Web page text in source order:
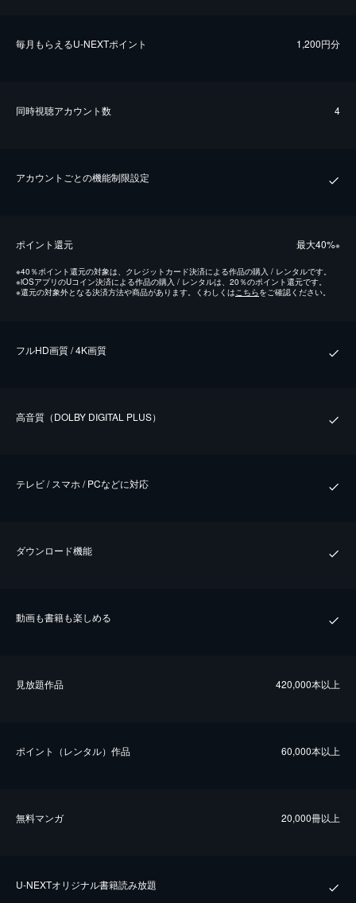
毎⽉もらえるU-NEXTポイント 1,200円分
同時視聴アカウント数 4
アカウントごとの機能制限設定
ポイント還元 最⼤40%※
※40％ポイント還元の対象は、クレジットカード決済による作品の購入 / レンタルです。
※iOSアプリのUコイン決済による作品の購入 / レンタルは、20％のポイント還元です。
※還元の対象外となる決済方法や商品があります。くわしくはこちらをご確認ください。
フルHD画質 / 4K画質
⾼⾳質（DOLBY DIGITAL PLUS）
テレビ / スマホ / PCなどに対応
ダウンロード機能
動画も書籍も楽しめる
⾒放題作品 420,000本以上
ポイント（レンタル）作品 60,000本以上
無料マンガ 20,000冊以上
U-NEXTオリジナル書籍読み放題